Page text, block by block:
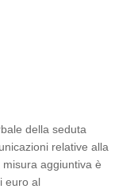
della seduta
relative alla
aggiuntiva è
euro al